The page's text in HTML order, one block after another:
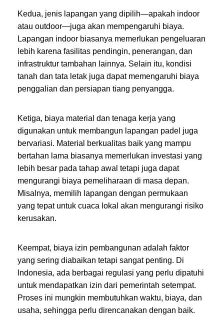
Kedua, jenis lapangan yang dipilih—apakah indoor
atau outdoor—juga akan mempengaruhi biaya.
Lapangan indoor biasanya memerlukan pengeluaran
lebih karena fasilitas pendingin, penerangan, dan
infrastruktur tambahan lainnya. Selain itu, kondisi
tanah dan tata letak juga dapat memengaruhi biaya
penggalian dan persiapan tiang penyangga.
Ketiga, biaya material dan tenaga kerja yang
digunakan untuk membangun lapangan padel juga
bervariasi. Material berkualitas baik yang mampu
bertahan lama biasanya memerlukan investasi yang
lebih besar pada tahap awal tetapi juga dapat
mengurangi biaya pemeliharaan di masa depan.
Misalnya, memilih lapangan dengan permukaan
yang tepat untuk cuaca lokal akan mengurangi risiko
kerusakan.
Keempat, biaya izin pembangunan adalah faktor
yang sering diabaikan tetapi sangat penting. Di
Indonesia, ada berbagai regulasi yang perlu dipatuhi
untuk mendapatkan izin dari pemerintah setempat.
Proses ini mungkin membutuhkan waktu, biaya, dan
usaha, sehingga perlu direncanakan dengan baik.